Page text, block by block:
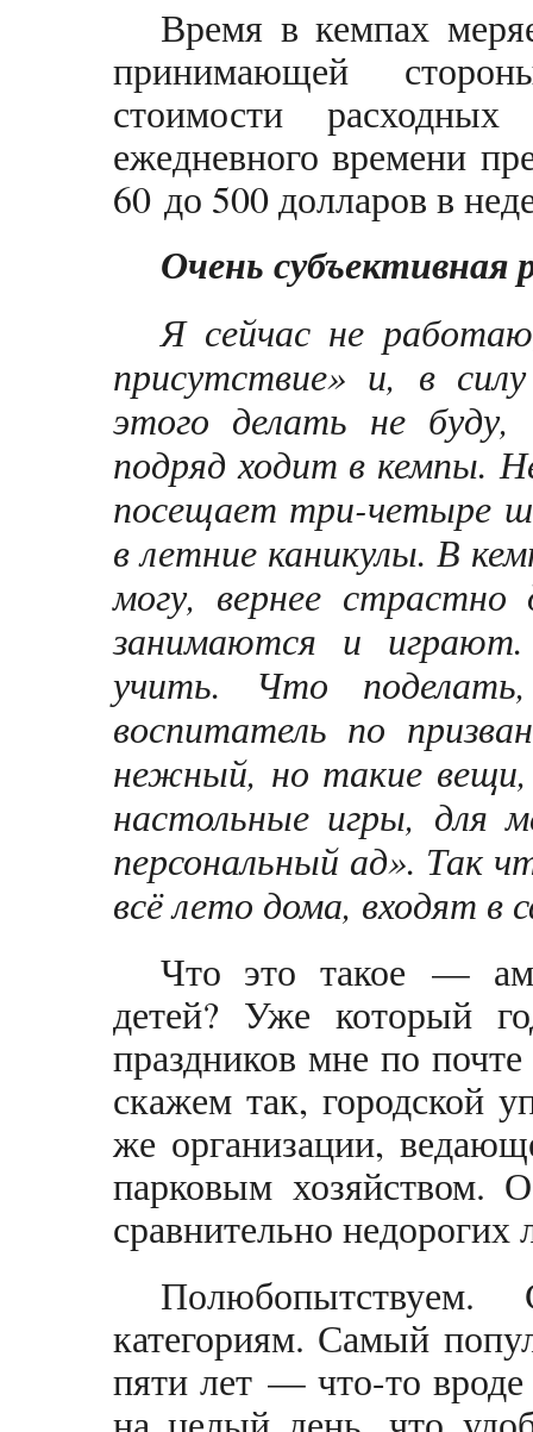
Время в кемпах
принимающей
стоимости
ежедневного времени
60 до 500 долларов в
Очень субъективная
Я сейчас не
присутствие» и, в
этого делать не
подряд ходит в кемпы.
посещает три-четыре
в летние каникулы. В
могу, вернее
занимаются и
учить. Что
воспитатель по
нежный, но такие вещи,
настольные игры, для
персональный ад». Так
всё лето дома, входят в
Что это такое —
детей? Уже который
праздников мне по
скажем так, городской
же организации,
парковым хозяйством.
сравнительно недорогих
категориям. Самый
пяти лет — что-то